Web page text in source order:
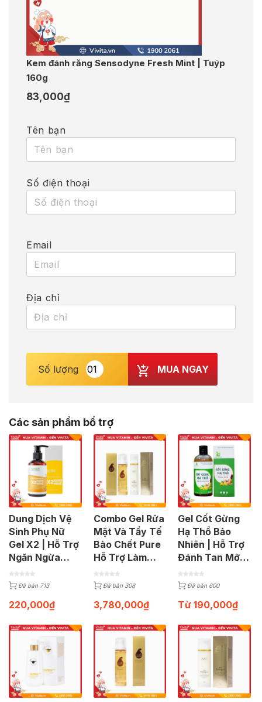
Kem đánh răng Sensodyne Fresh Mint | Tuýp
160g
83,000₫
Tên bạn
Số điện thoại
Email
Địa chỉ
Số lượng MUA NGAY
Các sản phẩm bổ trợ
Dung Dịch Vệ
Sinh Phụ Nữ
Gel X2 | Hỗ Trợ
Ngăn Ngừa
Bệnh Phụ Khoa
| Chai 150ml
Đã bán 713
220,000₫
Combo Gel Rửa
Mặt Và Tẩy Tế
Bào Chết Pure
Hỗ Trợ Làm
Sạch Da Mặt |
2 Chai Dạng
Đã bán 308
3,780,000₫
Gel Cốt Gừng
Hạ Thổ Bảo
Nhiên | Hỗ Trợ
Đánh Tan Mỡ
Bụng Cho Mẹ
Sau Sinh | Lọ
Đã bán 600
Từ190,000₫